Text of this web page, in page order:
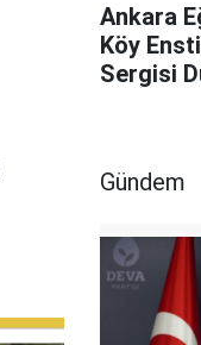
Ankara
Köy
Sergisi
Gündem